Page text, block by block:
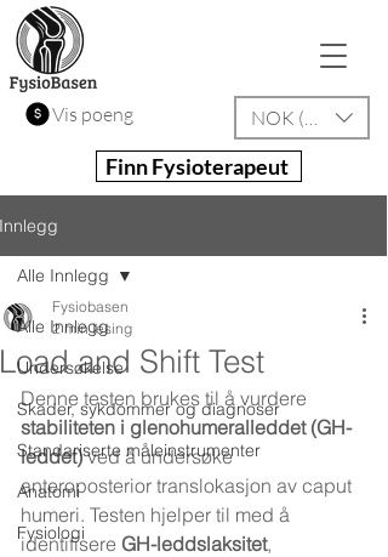
Vis poeng NOK (kr)
Finn Fysioterapeut
Innlegg
Alle Innlegg
Undersøkelse
Skader, sykdommer og diagnoser
Standariserte måleinstrumenter
Anatomi
Fysiologi
Alle Innlegg
Load and Shift Test
Fysiobasen
2 min lesing
Denne testen brukes til å vurdere
stabiliteten i glenohumeralleddet (GH-
leddet) ved å undersøke
anteroposterior translokasjon av caput
humeri. Testen hjelper til med å
identifisere GH-leddslaksitet,